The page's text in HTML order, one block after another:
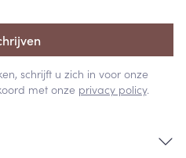
schrijft u zich in voor onze
met onze privacy policy.